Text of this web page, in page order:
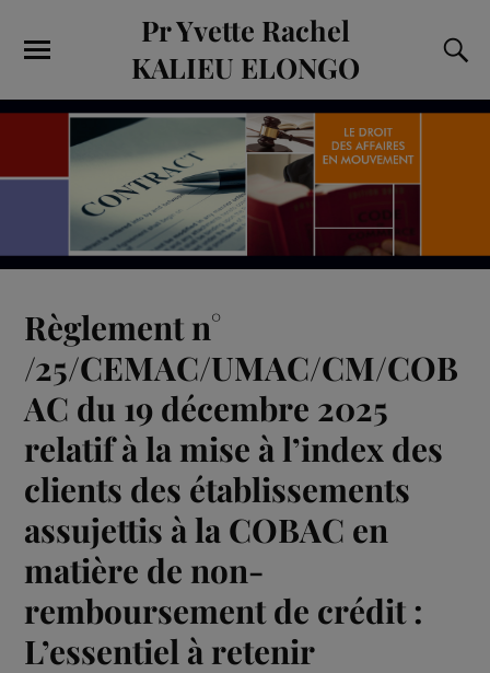
Pr Yvette Rachel
KALIEU ELONGO
Règlement n°
/25/CEMAC/UMAC/CM/COB
AC du 19 décembre 2025
relatif à la mise à l’index des
clients des établissements
assujettis à la COBAC en
matière de non-
remboursement de crédit :
L’essentiel à retenir